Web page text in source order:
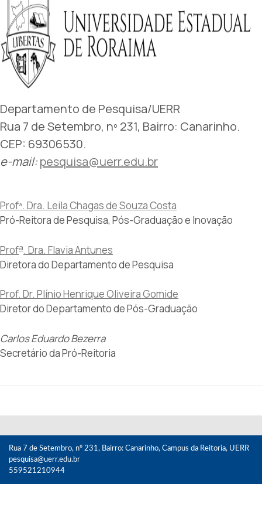
Departamento de Pesquisa/UERR
Rua 7 de Setembro, nº 231, Bairro: Canarinho.
CEP: 69306530.
e-mail:pesquisa@uerr.edu.br
Profª. Dra. Leila Chagas de Souza Costa
Pró-Reitora de Pesquisa, Pós-Graduação e Inovação
Profa. Dra. Flavia Antunes
Diretora do Departamento de Pesquisa
Prof. Dr. Plínio Henrique Oliveira Gomide
Diretor do Departamento de Pós-Graduação
Carlos Eduardo Bezerra
Secretário da Pró-Reitoria
Rua 7 de Setembro, nº 231, Bairro: Canarinho, Campus da Reitoria, UERR
pesquisa@uerr.edu.br
559521210944